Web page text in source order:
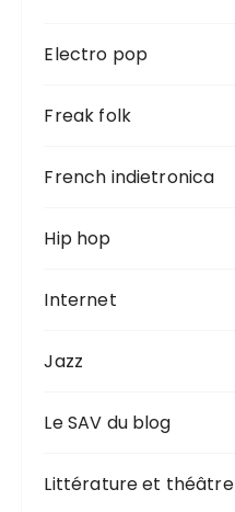
Electro pop
Freak folk
French indietronica
Hip hop
Internet
Jazz
Le SAV du blog
Littérature et théâtre